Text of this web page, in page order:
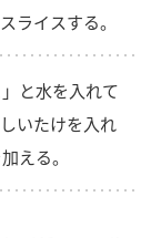
ライスする。
と水を入れて
いたけを入れ
える。